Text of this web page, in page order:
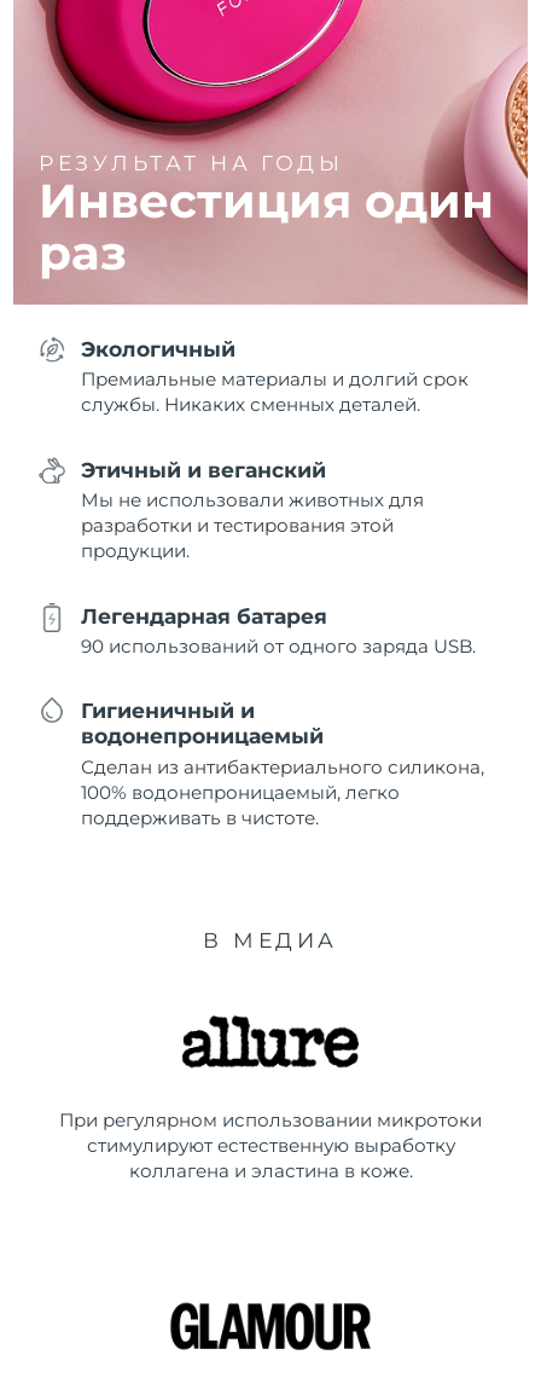
РЕЗУЛЬТАТ НА ГОДЫ
Инвестиция один
раз
Экологичный
Премиальные материалы и долгий срок
службы. Никаких сменных деталей.
Этичный и веганский
Мы не использовали животных для
разработки и тестирования этой
продукции.
Легендарная батарея
90 использований от одного заряда USB.
Гигиеничный и
водонепроницаемый
Сделан из антибактериального силикона,
100% водонепроницаемый, легко
поддерживать в чистоте.
В МЕДИА
При регулярном использовании микротоки
стимулируют естественную выработку
коллагена и эластина в коже.